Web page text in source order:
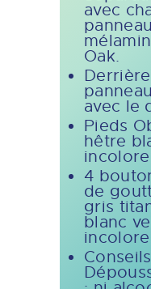
avec
Oak.
avec le
Pieds
hêtre
4
de
gris
blanc